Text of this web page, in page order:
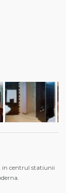
in centrul statiunii